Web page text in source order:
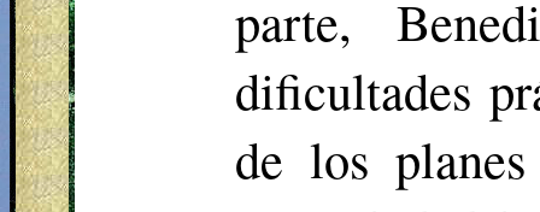
parte,
dificultades
de los